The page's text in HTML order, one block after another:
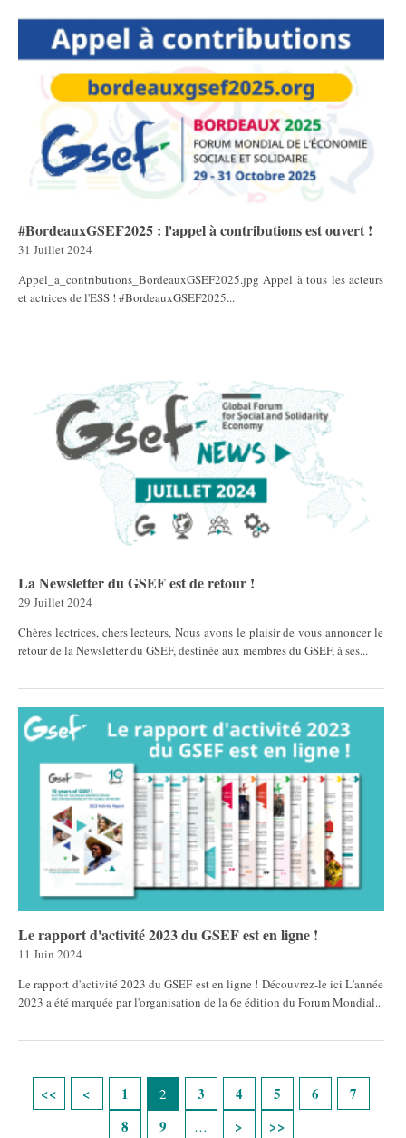
#BordeauxGSEF2025 : l'appel à contributions est ouvert !
31 Juillet 2024
Appel_a_contributions_BordeauxGSEF2025.jpg Appel à tous les acteurs
et actrices de l'ESS ! #BordeauxGSEF2025...
La Newsletter du GSEF est de retour !
29 Juillet 2024
Chères lectrices, chers lecteurs, Nous avons le plaisir de vous annoncer le
retour de la Newsletter du GSEF, destinée aux membres du GSEF, à ses...
Le rapport d'activité 2023 du GSEF est en ligne !
11 Juin 2024
Le rapport d'activité 2023 du GSEF est en ligne ! Découvrez-le ici L'année
2023 a été marquée par l'organisation de la 6e édition du Forum Mondial...
1 2 3 4 5 6
7
8
9 …